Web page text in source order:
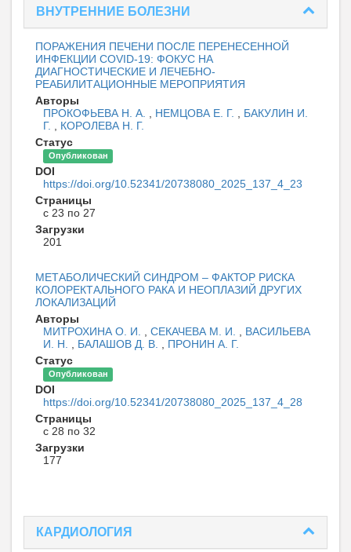
ВНУТРЕННИЕ БОЛЕЗНИ
ПОРАЖЕНИЯ ПЕЧЕНИ ПОСЛЕ ПЕРЕНЕСЕННОЙ
ИНФЕКЦИИ COVID-19: ФОКУС НА
ДИАГНОСТИЧЕСКИЕ И ЛЕЧЕБНО-
РЕАБИЛИТАЦИОННЫЕ МЕРОПРИЯТИЯ
Авторы
ПРОКОФЬЕВА Н. А. , НЕМЦОВА Е. Г. , БАКУЛИН И.
Г. , КОРОЛЕВА Н. Г.
Статус
Опубликован
DOI
https://doi.org/10.52341/20738080_2025_137_4_23
Страницы
с 23 по 27
Загрузки
201
МЕТАБОЛИЧЕСКИЙ СИНДРОМ – ФАКТОР РИСКА
КОЛОРЕКТАЛЬНОГО РАКА И НЕОПЛАЗИЙ ДРУГИХ
ЛОКАЛИЗАЦИЙ
Авторы
МИТРОХИНА О. И. , СЕКАЧЕВА М. И. , ВАСИЛЬЕВА
И. Н. , БАЛАШОВ Д. В. , ПРОНИН А. Г.
Статус
Опубликован
DOI
https://doi.org/10.52341/20738080_2025_137_4_28
Страницы
с 28 по 32
Загрузки
177
КАРДИОЛОГИЯ